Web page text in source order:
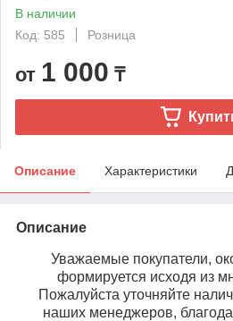
В наличии
Код: 585
Розница
от 1 000 ₸
Описание Характеристики
Описание
Уважаемые покупатели,
формируется исходя из
Пожалуйста уточняйте
наших менеджеров,